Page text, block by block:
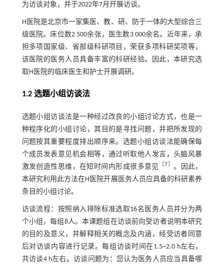
为访谈对象，并于2022年7月开展访谈。
H医院是北京市一家集医、教、研、防于一体的大型综合三
级医院。床位数2 500余张，医生数3 000余名。近年来，承
担多项国家级、省部级科研项目，荣获多项科研奖项等，
该医院的医务人员具备丰富的科研经验。因此，本研究选
取H医院的临床医生和护士开展调研。
1.2 选题小组访谈法
选题小组访谈法是一种经过改良的小组讨论方式，也是一
种程序化的小组讨论，其目的是寻找问题，并把所发现的
问题按其重要程度排出顺序来。选题小组访谈法能确保每
个成员发表意见机会相等，通过听取他人发言，头脑风暴
激发创造性思维，在短时间内形成很多意见 ［7］ 。因此，
本研究利用此方法在H医院开展医务人员应具备的科研素养
条目的小组讨论。
访谈流程：按照纳入排除标准选取16名医务人员并分为两
个小组，每组8人。本课题组在访谈前向受访者说明本研究
的目的及意义，并解释相关的概念及内涵，经受访者同意
后对访谈内容进行记录。每组访谈时间在1.5~2.0 h左右，
共访谈4 h左右。访谈问题为：您认为医务人员应当具备哪